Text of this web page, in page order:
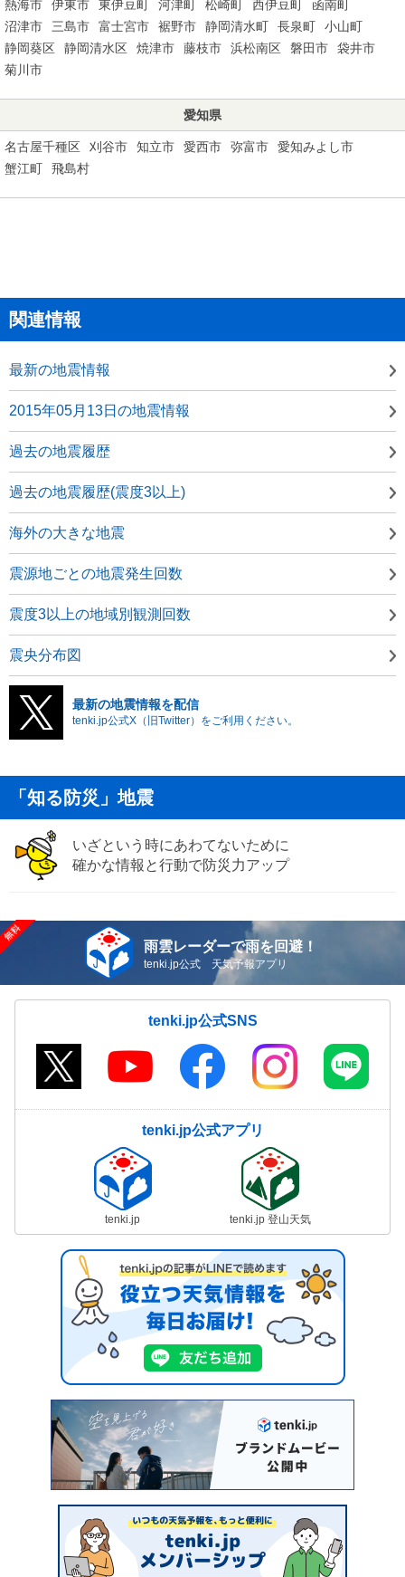
熱海市 伊東市 東伊豆町 河津町 松崎町 西伊豆町
函南町
沼津市
三島市 富士宮市 裾野市 静岡清水町 長泉町
小山町
静岡葵区
静岡清水区 焼津市 藤枝市 浜松南区 磐田市
袋井市
菊川市
愛知県
名古屋千種区 刈谷市 知立市 愛西市 弥富市
愛知みよし市
蟹江町
飛島村
関連情報
最新の地震情報
2015年05月13日の地震情報
過去の地震履歴
過去の地震履歴(震度3以上)
海外の大きな地震
震源地ごとの地震発生回数
震度3以上の地域別観測回数
震央分布図
最新の地震情報を配信
tenki.jp公式X（旧Twitter）をご利用ください。
「知る防災」地震
いざという時にあわてないために
確かな情報と行動で防災力アップ
雨雲レーダーで雨を回避！
tenki.jp公式 天気予報アプリ
tenki.jp公式SNS
tenki.jp公式アプリ
tenki.jp tenki.jp 登山天気